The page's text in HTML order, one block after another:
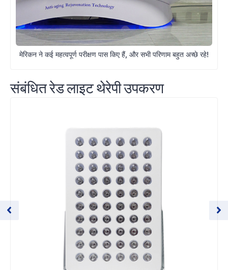
मेरिकन ने कई महत्वपूर्ण परीक्षण पास किए हैं, और सभी परिणाम बहुत अच्छे रहे!
संबंधित रेड लाइट थेरेपी उपकरण